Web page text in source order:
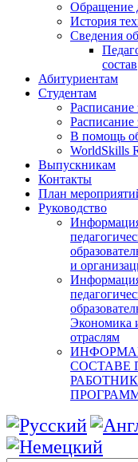
Обращение
История
Сведения
состав
Абитуриентам
Студентам
Расписание
Расписание
В помощь
WorldSkills
Выпускникам
Контакты
План
Руководство
и
Экономика
отраслям
СОСТАВЕ